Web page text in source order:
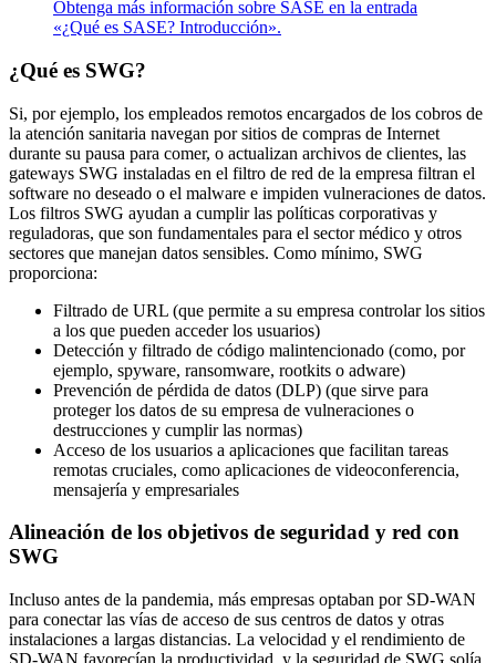
Obtenga más información sobre SASE en la entrada
«¿Qué es SASE? Introducción».
¿Qué es SWG?
Si, por ejemplo, los empleados remotos encargados de los cobros de
la atención sanitaria navegan por sitios de compras de Internet
durante su pausa para comer, o actualizan archivos de clientes, las
gateways SWG instaladas en el filtro de red de la empresa filtran el
software no deseado o el malware e impiden vulneraciones de datos.
Los filtros SWG ayudan a cumplir las políticas corporativas y
reguladoras, que son fundamentales para el sector médico y otros
sectores que manejan datos sensibles. Como mínimo, SWG
proporciona:
Filtrado de URL (que permite a su empresa controlar los sitios
a los que pueden acceder los usuarios)
Detección y filtrado de código malintencionado (como, por
ejemplo, spyware, ransomware, rootkits o adware)
Prevención de pérdida de datos (DLP) (que sirve para
proteger los datos de su empresa de vulneraciones o
destrucciones y cumplir las normas)
Acceso de los usuarios a aplicaciones que facilitan tareas
remotas cruciales, como aplicaciones de videoconferencia,
mensajería y empresariales
Alineación de los objetivos de seguridad y red con
SWG
Incluso antes de la pandemia, más empresas optaban por SD-WAN
para conectar las vías de acceso de sus centros de datos y otras
instalaciones a largas distancias. La velocidad y el rendimiento de
SD-WAN favorecían la productividad, y la seguridad de SWG solía